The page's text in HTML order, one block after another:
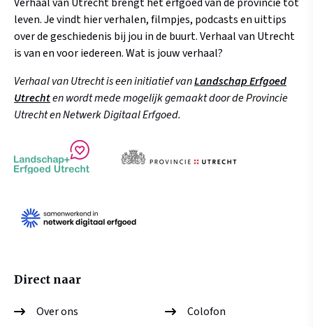
leven. Je vindt hier verhalen, filmpjes, podcasts en uittips
over de geschiedenis bij jou in de buurt. Verhaal van Utrecht
is van en voor iedereen. Wat is jouw verhaal?
Verhaal van Utrecht is een initiatief vanLandschap Erfgoed
Utrechten wordt mede mogelijk gemaakt door de Provincie
Utrecht en Netwerk Digitaal Erfgoed.
Direct naar
Over ons Colofon